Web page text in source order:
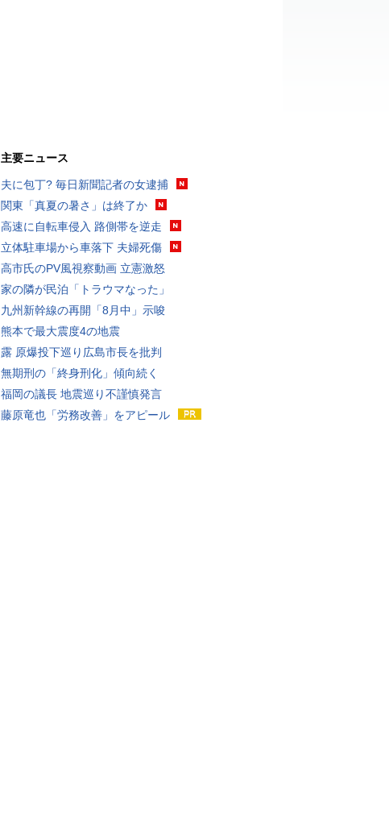
主要ニュース
夫に包丁? 毎日新聞記者の女逮捕
関東「真夏の暑さ」は終了か
高速に自転車侵入 路側帯を逆走
立体駐車場から車落下 夫婦死傷
高市氏のPV風視察動画 立憲激怒
家の隣が民泊「トラウマなった」
九州新幹線の再開「8月中」示唆
熊本で最大震度4の地震
露 原爆投下巡り広島市長を批判
無期刑の「終身刑化」傾向続く
福岡の議長 地震巡り不謹慎発言
藤原竜也「労務改善」をアピール